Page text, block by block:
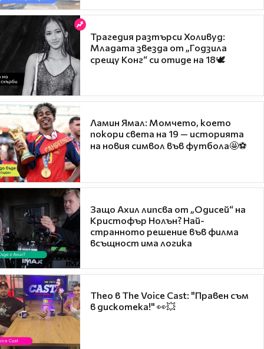
Трагедия разтърси Холивуд:
Младата звезда от „Годзила
срещу Конг“ си отиде на 18🕊️
Ламин Ямал: Момчето, което
покори света на 19 — историята
на новия символ във футбола🤩⚽
Защо Ахил липсва от „Одисей“ на
Кристофър Нолън? Най-
странното решение във филма
всъщност има логика
Theo в The Voice Cast: "Правен съм
в дискотека!" 👀💥